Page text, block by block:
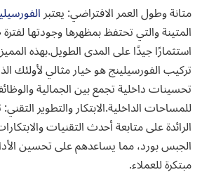
متانة وطول العمر الافتراضي: يعتبر
المتينة والتي تحتفظ بمظهرها وجودتها
استثمارًا جيدًا على المدى الطويل.بهذه
تركيب الفورسيلينج هو خيار مثالي لأولئك
تحسينات داخلية تجمع بين الجمالية
للمساحات الداخلية.الابتكار والتطوير
الرائدة على متابعة أحدث التقنيات
الجبس بورد، مما يساعدهم على تحسين
مبتكرة للعملاء.